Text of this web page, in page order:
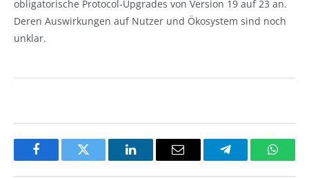
obligatorische Protocol-Upgrades von Version 19 auf 23 an.
Deren Auswirkungen auf Nutzer und Ökosystem sind noch
unklar.
FacebookTwitter LinkedInEmail Telegram